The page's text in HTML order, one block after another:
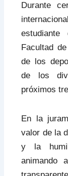
Durante
Facultad
de los
de los
próximos
En la
valor de la
y la
animando